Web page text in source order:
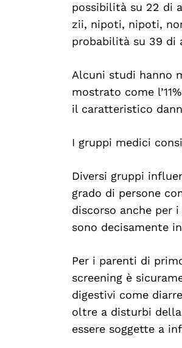
possibilità su 22 di
zii, nipoti, nipoti,
probabilità su 39 di
Alcuni studi hanno
mostrato come
il caratteristico
I gruppi medici
Diversi gruppi
grado di persone
discorso anche per
sono decisamente
Per i parenti di
screening è
digestivi come
oltre a disturbi
essere soggette a